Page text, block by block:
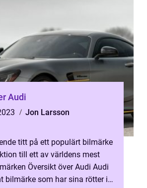
Audi
Jon Larsson
titt på ett populärt bilmärke
till ett av världens mest
Översikt över Audi Audi
bilmärke som har sina rötter i